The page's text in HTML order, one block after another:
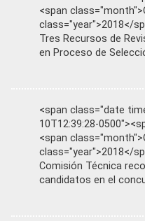
<span
class="year">2018</
Tres Recursos de
en Proceso de
<span class="date
10T12:39:28-
<span
class="year">2018</
Comisión Técnica
candidatos en el